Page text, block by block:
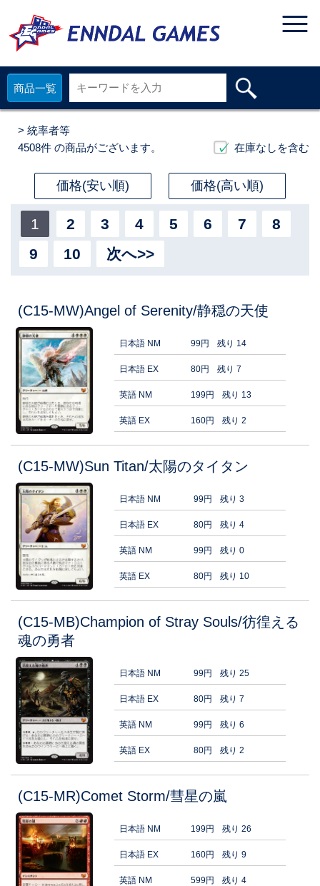
商品一覧
> 統率者等
4508件 の商品がございます。 在庫なしを含む
価格(安い順) 価格(高い順)
1 2 3 4 5 6 7
8
9
10 次へ>>
(C15-MW)Angel of Serenity/静穏の天使
日本語 NM 99円 残り 14
日本語 EX 80円 残り 7
英語 NM 199円 残り 13
英語 EX 160円 残り 2
(C15-MW)Sun Titan/太陽のタイタン
日本語 NM 99円 残り 3
日本語 EX 80円 残り 4
英語 NM 99円 残り 0
英語 EX 80円 残り 10
(C15-MB)Champion of Stray Souls/彷徨える
魂の勇者
日本語 NM 99円 残り 25
日本語 EX 80円 残り 7
英語 NM 99円 残り 6
英語 EX 80円 残り 2
(C15-MR)Comet Storm/彗星の嵐
日本語 NM 199円 残り 26
日本語 EX 160円 残り 9
英語 NM 599円 残り 4